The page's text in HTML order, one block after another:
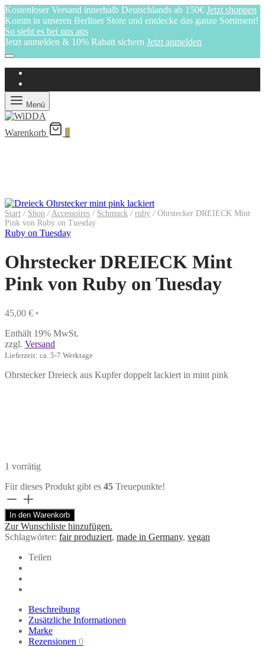
Kostenloser Versand innerhalb Deutschlands ab 150€ Jetzt shoppen
Komm in unseren Berliner Store und entdecke das ganze Sortiment!
So sieht es bei uns aus
Jetzt anmelden & 10% Rabatt sichern Jetzt anmelden
Menü
Warenkorb
Start / Shop / Accessoires / Schmuck / ruby /Ohrstecker DREIECK Mint
Pink von Ruby on Tuesday
Ruby on Tuesday
Ohrstecker DREIECK Mint
Pink von Ruby on Tuesday
45,00 € *
Enthält 19% MwSt.
zzgl. Versand
Lieferzeit: ca. 5-7 Werktage
Ohrstecker Dreieck aus Kupfer doppelt lackiert in mint pink
1 vorrätig
Für dieses Produkt gibt es 45 Treuepunkte!
Ohrstecker
DREIECK
Mint
Pink
von
on
Tuesday
Menge
In den Warenkorb
Zur Wunschliste hinzufügen.
Schlagwörter: fair produziert, made in Germany, vegan
Teilen
Beschreibung
Zusätzliche Informationen
Marke
Rezensionen 0